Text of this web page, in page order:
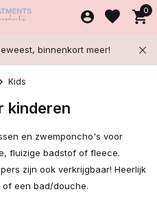
0
binnenkort meer!
Kids
kinderen
en zwemponcho's voor
fluizige badstof of fleece.
zijn ook verkrijgbaar! Heerlijk
of een bad/douche.